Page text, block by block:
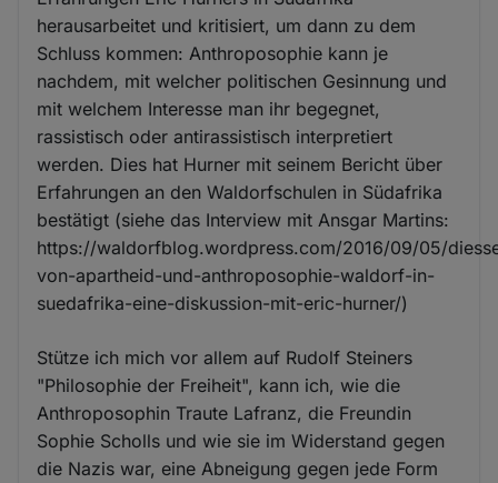
herausarbeitet und kritisiert, um dann zu dem
Schluss kommen: Anthroposophie kann je
nachdem, mit welcher politischen Gesinnung und
mit welchem Interesse man ihr begegnet,
rassistisch oder antirassistisch interpretiert
werden. Dies hat Hurner mit seinem Bericht über
Erfahrungen an den Waldorfschulen in Südafrika
bestätigt (siehe das Interview mit Ansgar Martins:
https://waldorfblog.wordpress.com/2016/09/05/
von-apartheid-und-anthroposophie-waldorf-in-
suedafrika-eine-diskussion-mit-eric-hurner/)
Stütze ich mich vor allem auf Rudolf Steiners
"Philosophie der Freiheit", kann ich, wie die
Anthroposophin Traute Lafranz, die Freundin
Sophie Scholls und wie sie im Widerstand gegen
die Nazis war, eine Abneigung gegen jede Form